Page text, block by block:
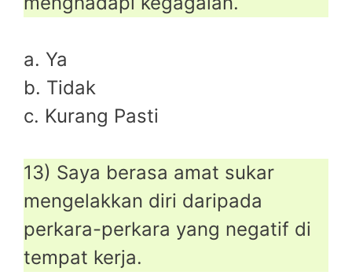
a. Ya
b. Tidak
c. Kurang Pasti
13) Saya berasa amat sukar
mengelakkan diri daripada
perkara-perkara yang negatif di
tempat kerja.